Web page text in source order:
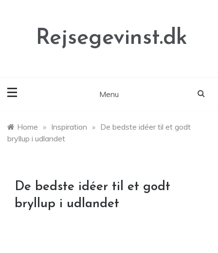
Rejsegevinst.dk
Menu
Home » Inspiration » De bedste idéer til et godt
bryllup i udlandet
De bedste idéer til et godt
bryllup i udlandet